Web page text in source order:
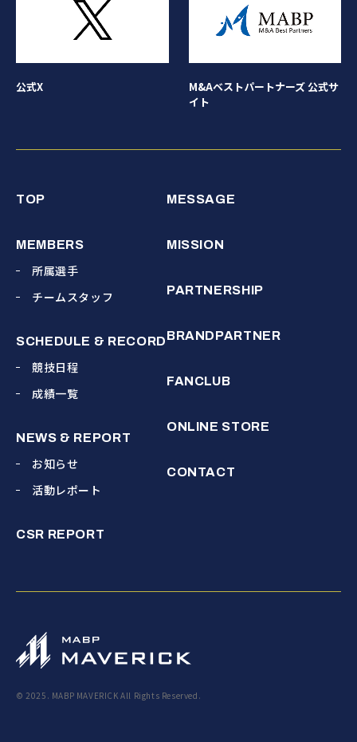
公式X
M&Aベストパートナーズ 公式サ
イト
TOP
MEMBERS
所属選手
チームスタッフ
SCHEDULE & RECORD
競技日程
成績一覧
NEWS & REPORT
お知らせ
活動レポート
CSR REPORT
MESSAGE
MISSION
PARTNERSHIP
BRANDPARTNER
FANCLUB
ONLINE STORE
CONTACT
© 2025. MABP MAVERICK All Rights Reserved.